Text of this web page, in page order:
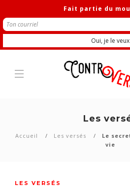
Les
Accueil Les versés
Le
vie
LES VERSÉS
Fait partie du